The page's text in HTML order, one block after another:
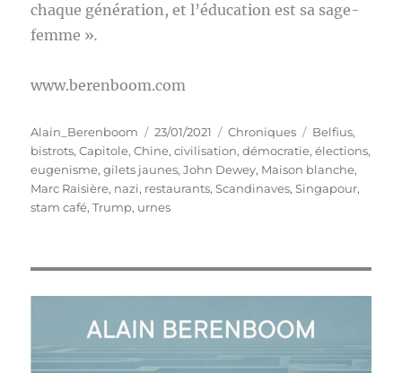
chaque génération, et l’éducation est sa sage-
femme ».
www.berenboom.com
Auteur
Alain_Berenboom
Publié
le
23/01/2021 Catégories
Chroniques Étiquettes
Belfius,
bistrots,Capitole,Chine,civilisation,démocratie,élections,
eugenisme,gilets jaunes,John Dewey, Maison blanche,
Marc Raisière, nazi, restaurants,Scandinaves,Singapour,
stam café,Trump, urnes